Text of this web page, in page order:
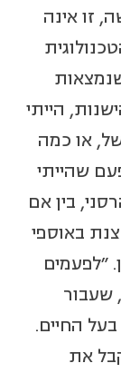
זו אינה
הייתי
או כמה
שהייתי
בין אם
באוספי
"לפעמים
שעבור
החיים.
את